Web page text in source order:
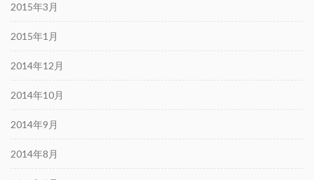
2015年3月
2015年1月
2014年12月
2014年10月
2014年9月
2014年8月